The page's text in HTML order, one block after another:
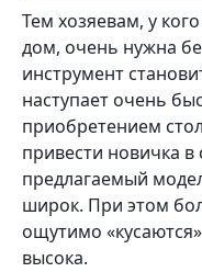
Тем хозяевам, у
дом, очень нужна
инструмент
наступает очень
приобретением
привести новичка в
предлагаемый
широк. При этом
ощутимо
высока.